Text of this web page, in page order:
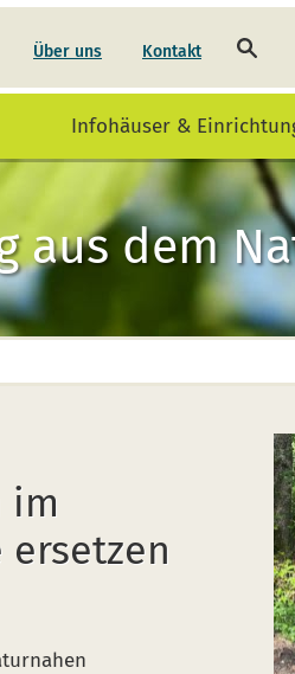
Über uns Kontakt
Infohäuser &
aus dem
im